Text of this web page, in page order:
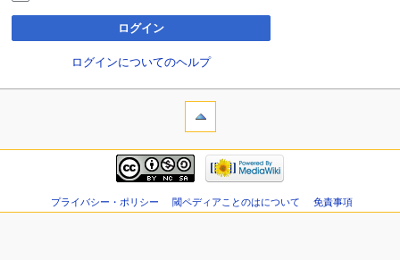
移
ログイン
ログインについてのヘルプ
プライバシー・ポリシー 閾ペディアことのはについて 免責事項